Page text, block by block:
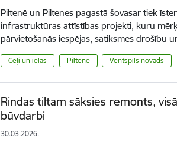
Piltenē un Piltenes pagastā šovasar tiek
infrastruktūras attīstības projekti, kuru
pārvietošanās iespējas, satiksmes drošību
Ceļi un ielas Piltene Ventspils novads
Rindas tiltam sāksies remonts,
būvdarbi
30.03.2026.